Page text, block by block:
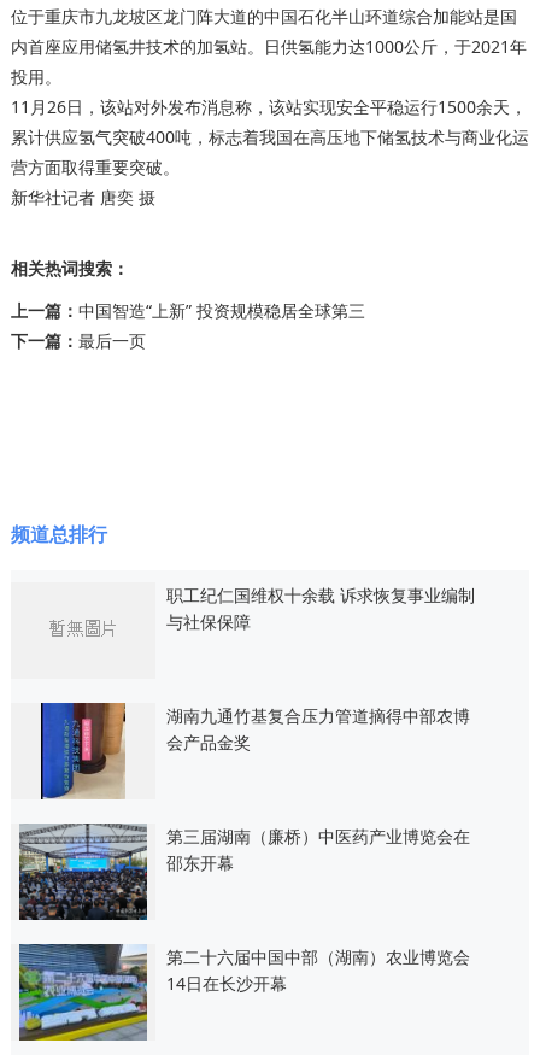
位于重庆市九龙坡区龙门阵大道的中国石化半山环道综合加能站是国
内首座应用储氢井技术的加氢站。日供氢能力达1000公斤，于2021年
投用。
11月26日，该站对外发布消息称，该站实现安全平稳运行1500余天，
累计供应氢气突破400吨，标志着我国在高压地下储氢技术与商业化运
营方面取得重要突破。
新华社记者 唐奕 摄
相关热词搜索：
上一篇： 中国智造“上新” 投资规模稳居全球第三
下一篇： 最后一页
频道总排行
职工纪仁国维权十余载 诉求恢复事业编制
与社保保障
湖南九通竹基复合压力管道摘得中部农博
会产品金奖
第三届湖南（廉桥）中医药产业博览会在
邵东开幕
第二十六届中国中部（湖南）农业博览会
14日在长沙开幕